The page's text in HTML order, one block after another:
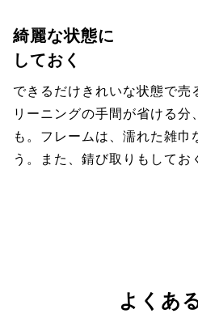
綺麗な状態に
しておく
できるだけきれいな状態で売
リーニングの手間が省ける分
も。フレームは、濡れた雑巾
う。また、錆び取りもしてお
よくあ